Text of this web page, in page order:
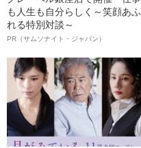
も人生も自分らしく～笑顔あふ
れる特別対談～
PR（サムソナイト・ジャパン）